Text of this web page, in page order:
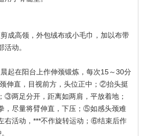
成高领，外包绒布或小毛巾，加以布带
动。
起在阳台上作伸颈锻炼，每次15～30分
伸直，目视前方，头位正中；②抬头挺
③两足分开，距离如两肩，平放着地；
，尽量将臂伸直，下压；⑤如感头颈难
右活动，***不作旋转运动；⑥结束后作